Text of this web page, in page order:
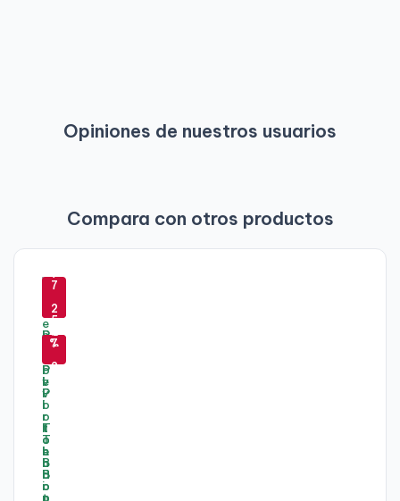
Opiniones de nuestros usuarios
Compara con otros productos
-
1
%
-
%
-
5
%
-
7
2
%
7
2
%